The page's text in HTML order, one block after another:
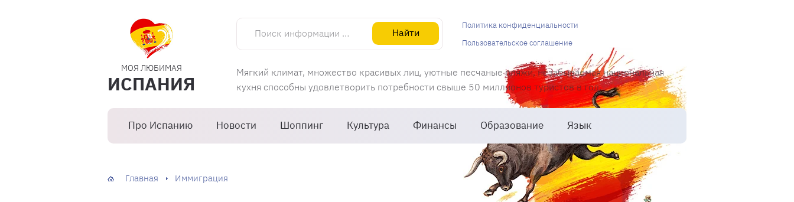
МОЯ ЛЮБИМАЯ
ИСПАНИЯ
Поиск информации об Испании
Найти
Мягкий климат, множество красивых лиц, уютные песчаные пляжи, незабываемая национальная
кухня способны удовлетворить потребности свыше 50 миллионов туристов в год.
Про Испанию Новости Шоппинг Культура Финансы Образование Язык
Политика конфиденциальности
Пользовательское соглашение
Главная Иммиграция